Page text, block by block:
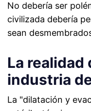
No debería ser
civilizada debería
sean
La realidad
industria
La "dilatación y